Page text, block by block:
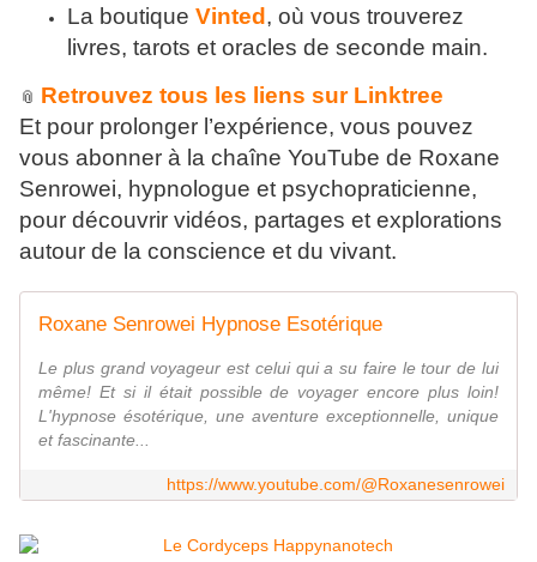
La boutique Vinted , où vous trouverez
livres, tarots et oracles de seconde main.
📎 Retrouvez tous les liens sur Linktree
Et pour prolonger l’expérience, vous pouvez
vous abonner à la chaîne YouTube de Roxane
Senrowei, hypnologue et psychopraticienne,
pour découvrir vidéos, partages et explorations
autour de la conscience et du vivant.
Roxane Senrowei Hypnose Esotérique
Le plus grand voyageur est celui qui a su faire le tour de lui
même! Et si il était possible de voyager encore plus loin!
L'hypnose ésotérique, une aventure exceptionnelle, unique
et fascinante...
https://www.youtube.com/@Roxanesenrowei